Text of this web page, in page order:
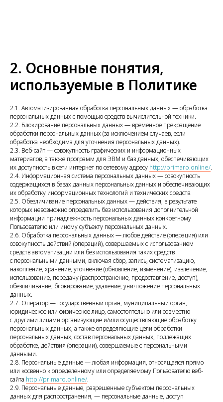
2. Основные понятия,
используемые в Политике
2.1. Автоматизированная обработка персональных данных — обработка
персональных данных с помощью средств вычислительной техники.
2.2. Блокирование персональных данных — временное прекращение
обработки персональных данных (за исключением случаев, если
обработка необходима для уточнения персональных данных).
2.3. Веб-сайт — совокупность графических и информационных
материалов, а также программ для ЭВМ и баз данных, обеспечивающих
их доступность в сети интернет по сетевому адресу http://primaro.online/.
2.4. Информационная система персональных данных — совокупность
содержащихся в базах данных персональных данных и обеспечивающих
их обработку информационных технологий и технических средств.
2.5. Обезличивание персональных данных — действия, в результате
которых невозможно определить без использования дополнительной
информации принадлежность персональных данных конкретному
Пользователю или иному субъекту персональных данных.
2.6. Обработка персональных данных — любое действие (операция) или
совокупность действий (операций), совершаемых с использованием
средств автоматизации или без использования таких средств
с персональными данными, включая сбор, запись, систематизацию,
накопление, хранение, уточнение (обновление, изменение), извлечение,
использование, передачу (распространение, предоставление, доступ),
обезличивание, блокирование, удаление, уничтожение персональных
данных.
2.7. Оператор — государственный орган, муниципальный орган,
юридическое или физическое лицо, самостоятельно или совместно
с другими лицами организующие и/или осуществляющие обработку
персональных данных, а также определяющие цели обработки
персональных данных, состав персональных данных, подлежащих
обработке, действия (операции), совершаемые с персональными
данными.
2.8. Персональные данные — любая информация, относящаяся прямо
или косвенно к определенному или определяемому Пользователю веб-
сайта http://primaro.online/.
2.9. Персональные данные, разрешенные субъектом персональных
данных для распространения, — персональные данные, доступ